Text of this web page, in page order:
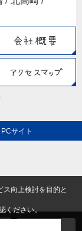
PCサイト
向上検討を目的と
ください。